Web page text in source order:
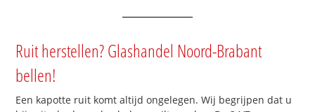
Ruit herstellen? Glashandel Noord-Brabant
bellen!
Een kapotte ruit komt altijd ongelegen. Wij begrijpen dat u